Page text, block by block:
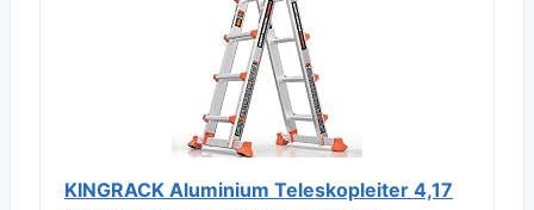
KINGRACK Aluminium Teleskopleiter 4,17